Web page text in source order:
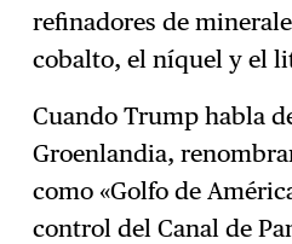
refinadores de
cobalto, el níquel y el
Cuando Trump habla
Groenlandia,
como «Golfo de
control del Canal de